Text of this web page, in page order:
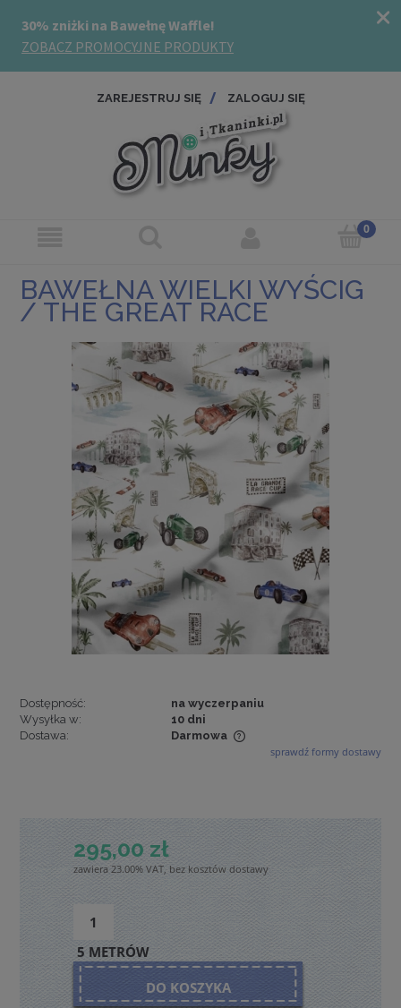
ZAREJESTRUJ SIĘ ZALOGUJ SIĘ
BAWEŁNA WIELKI WYŚCIG
/ THE GREAT RACE
Dostępność:
na wyczerpaniu
Wysyłka w:
10 dni
Dostawa:
Darmowa
Cena nie zawiera ewentualnych kosztów płatności
sprawdź formy dostawy
295,00 zł
zawiera 23.00% VAT, bez kosztów dostawy
5 METRÓW
DO KOSZYKA